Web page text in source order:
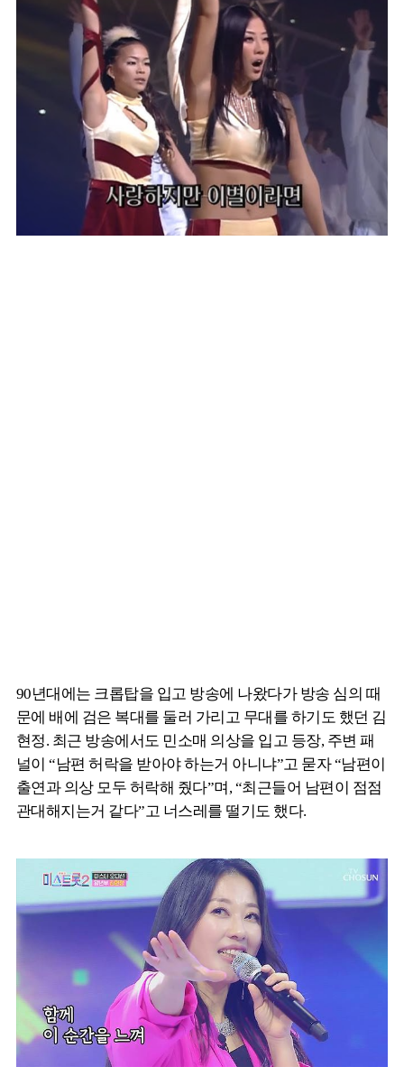
90년대에는 크롭탑을 입고 방송에 나왔다가 방송 심의 때
문에 배에 검은 복대를 둘러 가리고 무대를 하기도 했던 김
현정. 최근 방송에서도 민소매 의상을 입고 등장, 주변 패
널이 “남편 허락을 받아야 하는거 아니냐”고 묻자 “남편이
출연과 의상 모두 허락해 줬다”며, “최근들어 남편이 점점
관대해지는거 같다”고 너스레를 떨기도 했다.